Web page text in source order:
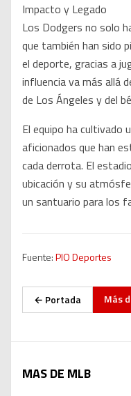
Impacto y Legado
Los Dodgers no solo
que también han sido
el deporte, gracias a
influencia va más allá
de Los Ángeles y del
El equipo ha cultivado
aficionados que han
cada derrota. El
ubicación y su
un santuario para los
Fuente:PIO Deportes
← Portada Más
MAS DE MLB